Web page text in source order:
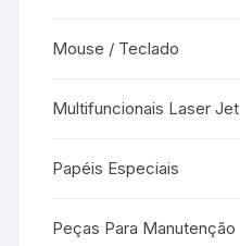
Mouse / Teclado
Multifuncionais Laser Jet
Papéis Especiais
Peças Para Manutenção